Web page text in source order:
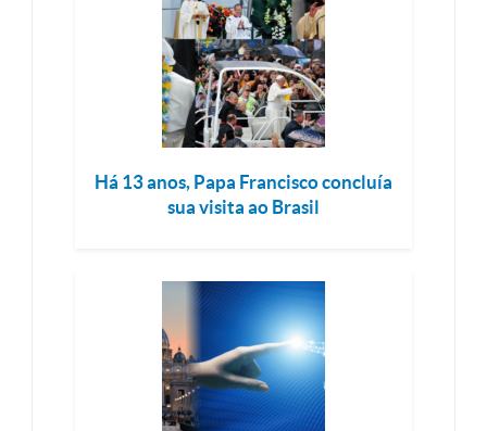
Há 13 anos, Papa Francisco concluía
sua visita ao Brasil